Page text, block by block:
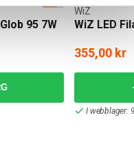
95 7W WiZ LED
WiZ
355,00 kr
I webblager: